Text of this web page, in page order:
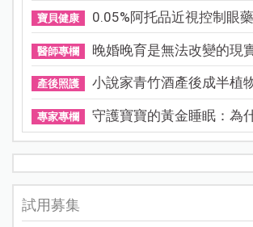
寶貝健康 0.05%阿托品近視控制眼
醫師專欄 晚婚晚育是無法改變的現
產後照護 小說家青竹酒產後成半植
專家專欄 守護寶寶的黃金睡眠：為
試用募集